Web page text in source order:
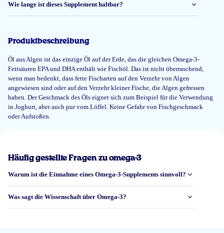
Of het een effect heeft of resultaat, merk ik niet.
23 Mai 2026
Best product quality and great service.
Pedro Rodriguez
Wie lange ist dieses Supplement haltbar?
Produktbeschreibung
Öl aus Algen ist das einzige Öl auf der Erde, das die gleichen Omega-3-
Fettsäuren EPA und DHA enthält wie Fischöl. Das ist nicht überraschend,
wenn man bedenkt, dass fette Fischarten auf den Verzehr von Algen
angewiesen sind oder auf den Verzehr kleiner Fische, die Algen gefressen
haben. Der Geschmack des Öls eignet sich zum Beispiel für die Verwendung
in Joghurt, aber auch pur vom Löffel. Keine Gefahr von Fischgeschmack
oder Aufstoßen.
Häufig gestellte Fragen zu omega-3
Warum ist die Einnahme eines Omega-3-Supplements sinnvoll?
Was sagt die Wissenschaft über Omega-3?